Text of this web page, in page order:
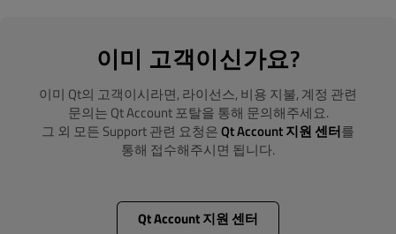
이미 고객이신가요?
이미 Qt의 고객이시라면, 라이선스, 비용 지불, 계정 관련
문의는 Qt Account 포탈을 통해 문의해주세요.
그 외 모든 Support 관련 요청은Qt Account 지원 센터를
통해 접수해주시면 됩니다.
Qt Account 지원 센터